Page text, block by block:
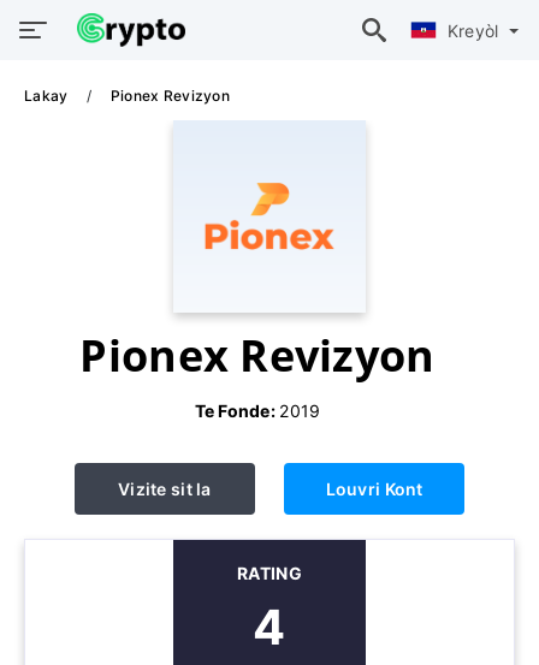
Kreyòl
Lakay Pionex Revizyon
Pionex Revizyon
Te Fonde: 2019
Vizite sit la Louvri Kont
RATING
4